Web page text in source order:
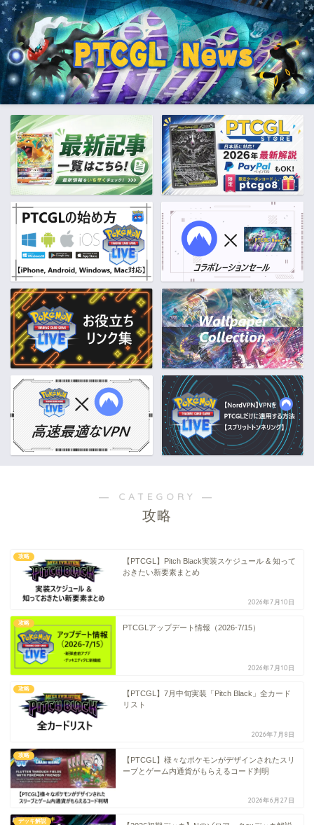
― CATEGORY ―
攻略
攻略
【PTCGL】Pitch Black実装スケジュール & 知って
おきたい新要素まとめ
2026年7月10日
攻略
PTCGLアップデート情報（2026-7/15）
2026年7月10日
攻略
【PTCGL】7月中旬実装「Pitch Black」全カード
リスト
2026年7月8日
攻略
【PTCGL】様々なポケモンがデザインされたスリ
ーブとゲーム内通貨がもらえるコード判明
2026年6月27日
デッキ解説